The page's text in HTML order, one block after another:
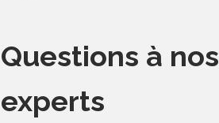
Questions à nos
experts